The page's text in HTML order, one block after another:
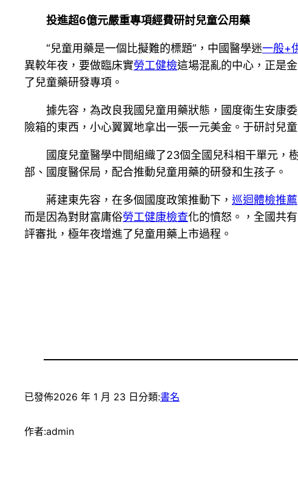
投進超6億元嚴重專項經費研討兒童公用藥
“兒童用藥是一個比擬難的標題”，中國醫學迷一般+
異較年夜，要做臨床實勞工健檢這場混亂的中心，正是
了兒童藥研發專項。
據先容，為改良我國兒童用藥狀態，國度衛生安康
險箱的東西，小心翼翼地拿出一張一元美金。于研討兒
國度兒童醫學中間組織了23個全國兒科相干單元，
部、國度醫保局，配合推動兒童用藥的研發和生孩子。
蔣建東先容，在多個國度政策推動下， 巡迴體檢推薦
而是因為對財富庸俗勞工健康檢查化的憤怒。，全國共
評審批，極年夜增進了兒童用藥上市過程。
已發佈2026 年 1 月 23 日分類:書名
作者:admin